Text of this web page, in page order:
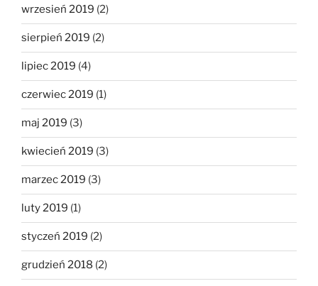
wrzesień 2019 (2)
sierpień 2019 (2)
lipiec 2019 (4)
czerwiec 2019 (1)
maj 2019 (3)
kwiecień 2019 (3)
marzec 2019 (3)
luty 2019 (1)
styczeń 2019 (2)
grudzień 2018 (2)